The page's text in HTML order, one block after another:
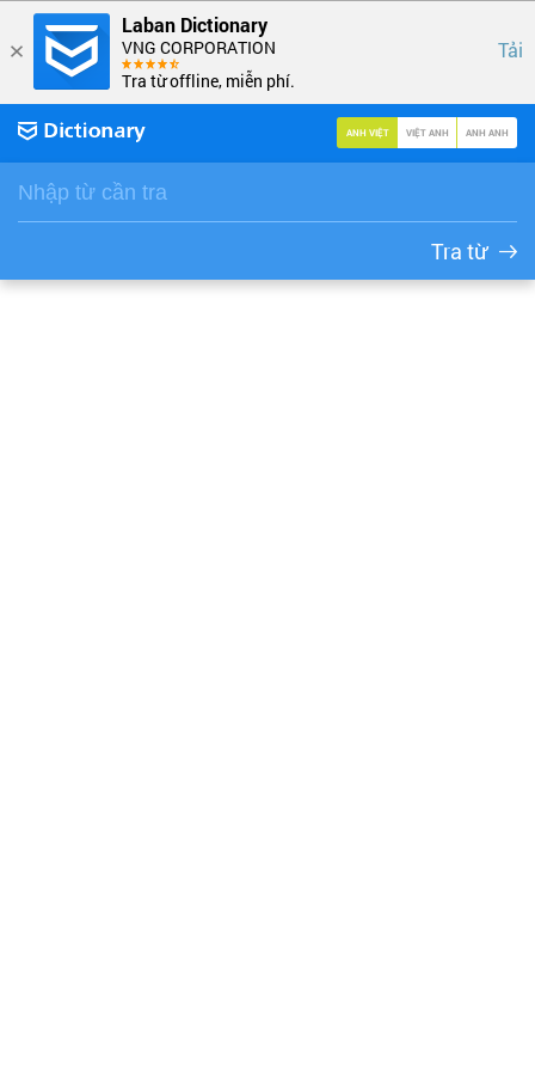
Laban Dictionary
VNG CORPORATION
Tra từ offline, miễn phí.
Tải
ANH VIỆT VIỆT ANH ANH ANH
Tra từ